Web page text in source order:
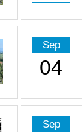
Sep
04
Sep